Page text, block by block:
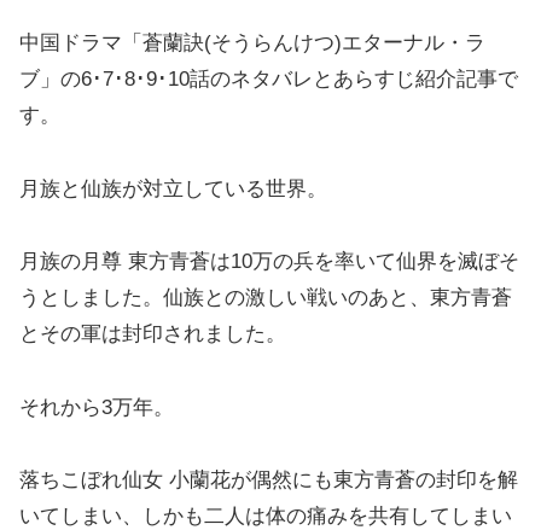
中国ドラマ「蒼蘭訣(そうらんけつ)エターナル・ラ
ブ」の6･7･8･9･10話のネタバレとあらすじ紹介記事で
す。
月族と仙族が対立している世界。
月族の月尊 東方青蒼は10万の兵を率いて仙界を滅ぼそ
うとしました。仙族との激しい戦いのあと、東方青蒼
とその軍は封印されました。
それから3万年。
落ちこぼれ仙女 小蘭花が偶然にも東方青蒼の封印を解
いてしまい、しかも二人は体の痛みを共有してしまい